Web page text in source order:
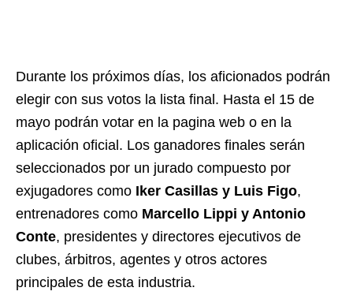
Durante los próximos días, los aficionados podrán
elegir con sus votos la lista final. Hasta el 15 de
mayo podrán votar en la pagina web o en la
aplicación oficial. Los ganadores finales serán
seleccionados por un jurado compuesto por
exjugadores como Iker Casillas y Luis Figo,
entrenadores como Marcello Lippi y Antonio
Conte, presidentes y directores ejecutivos de
clubes, árbitros, agentes y otros actores
principales de esta industria.